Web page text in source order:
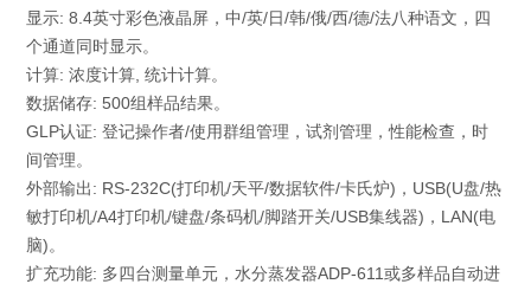
显示: 8.4英寸彩色液晶屏，中/英/日/韩/俄/西/德/法八种语文，四
个通道同时显示。
计算: 浓度计算, 统计计算。
数据储存: 500组样品结果。
GLP认证: 登记操作者/使用群组管理，试剂管理，性能检查，时
间管理。
外部输出: RS-232C(打印机/天平/数据软件/卡氏炉)，USB(U盘/热
敏打印机/A4打印机/键盘/条码机/脚踏开关/USB集线器)，LAN(电
脑)。
扩充功能: 多四台测量单元，水分蒸发器ADP-611或多样品自动进